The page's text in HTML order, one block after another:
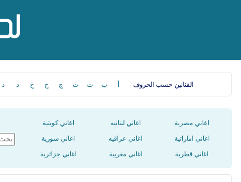
الفنانين حسب الحروف أ ب ت ث ج ح خ د ذ
اغاني مصرية اغاني لبنانيه اغاني كويتية
اغاني اماراتية اغاني عراقيه اغاني سورية
اغاني قطرية اغاني مغربية اغاني جزائرية